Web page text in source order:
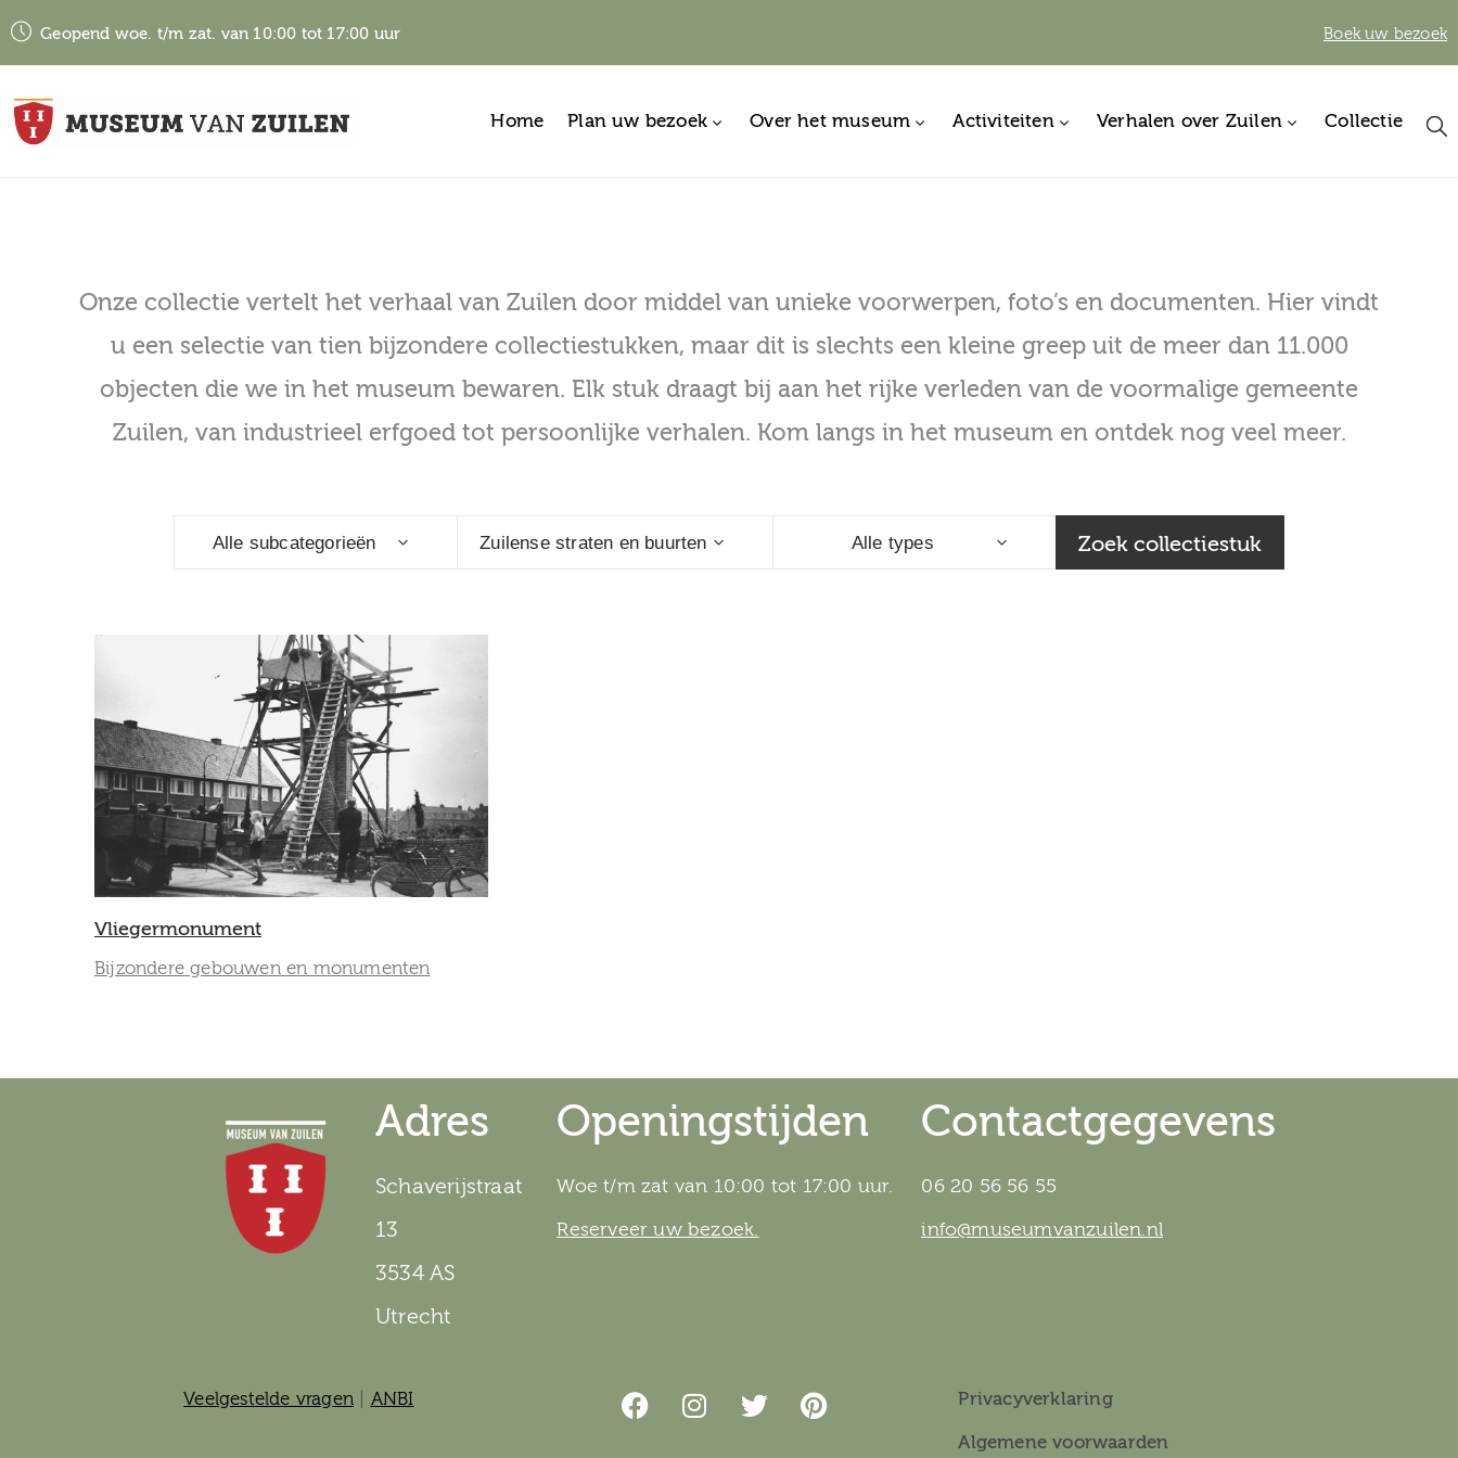
Geopend woe. t/m zat. van 10:00 tot 17:00 uur Boek uw bezoek
Home Plan uw bezoek Over het museum Activiteiten Verhalen over Zuilen Collectie
Onze collectie vertelt het verhaal van Zuilen door middel van unieke voorwerpen, foto’s en documenten. Hier vindt
u een selectie van tien bijzondere collectiestukken, maar dit is slechts een kleine greep uit de meer dan 11.000
objecten die we in het museum bewaren. Elk stuk draagt bij aan het rijke verleden van de voormalige gemeente
Zuilen, van industrieel erfgoed tot persoonlijke verhalen. Kom langs in het museum en ontdek nog veel meer.
Alle subcategorieën Zuilense straten en buurten Alle types
Vliegermonument
Bijzondere gebouwen en monumenten
Adres
Schaverijstraat
13
3534 AS
Utrecht
Openingstijden
Woe t/m zat van 10:00 tot 17:00 uur.
Reserveer uw bezoek.
Contactgegevens
06 20 56 56 55
info@museumvanzuilen.nl
Veelgestelde vragen ANBI Privacyverklaring
Algemene voorwaarden